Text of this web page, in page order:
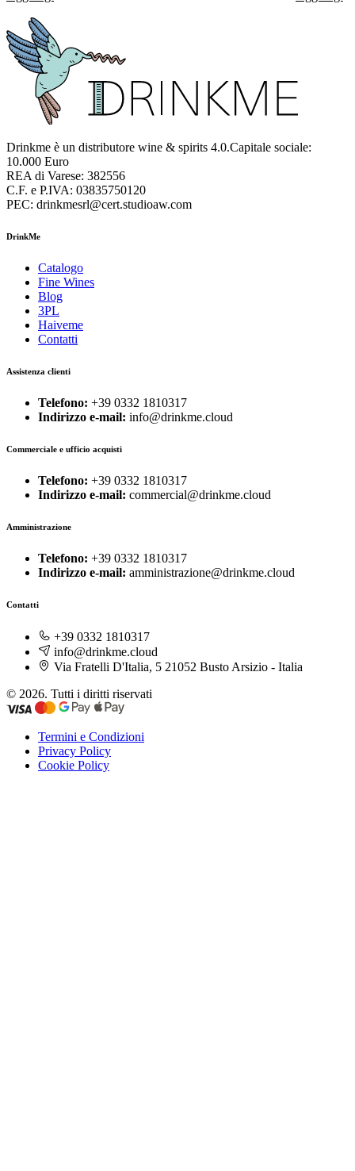
Drinkme è un distributore wine & spirits 4.0.Capitale sociale:
10.000 Euro
REA di Varese: 382556
C.F. e P.IVA: 03835750120
PEC: drinkmesrl@cert.studioaw.com
DrinkMe
Catalogo
Fine Wines
Blog
3PL
Haiveme
Contatti
Assistenza clienti
Telefono: +39 0332 1810317
Indirizzo e-mail: info@drinkme.cloud
Commerciale e ufficio acquisti
Telefono: +39 0332 1810317
Indirizzo e-mail: commercial@drinkme.cloud
Amministrazione
Telefono: +39 0332 1810317
Indirizzo e-mail: amministrazione@drinkme.cloud
Contatti
+39 0332 1810317
info@drinkme.cloud
Via Fratelli D'Italia, 5 21052 Busto Arsizio - Italia
© 2026. Tutti i diritti riservati
Termini e Condizioni
Privacy Policy
Cookie Policy